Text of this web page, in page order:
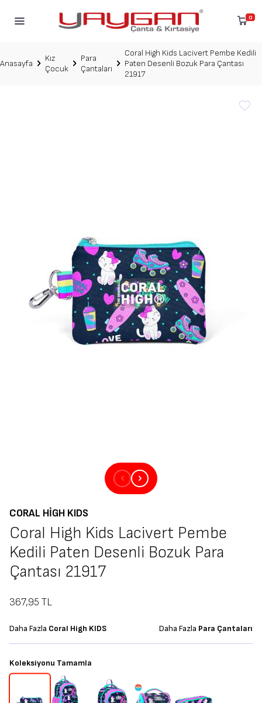
0
Anasayfa
Kız
Çocuk
Para
Çantaları
Coral High Kids Lacivert Pembe Kedili
Paten Desenli Bozuk Para Çantası
21917
CORAL HIGH KIDS
Coral High Kids Lacivert Pembe
Kedili Paten Desenli Bozuk Para
Çantası 21917
367,95 TL
Daha Fazla Coral High KIDS Daha Fazla Para Çantaları
Koleksiyonu Tamamla